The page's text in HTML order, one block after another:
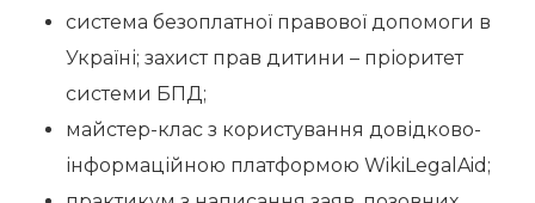
система безоплатної правової допомоги в
Україні; захист прав дитини – пріоритет
системи БПД;
майстер-клас з користування довідково-
інформаційною платформою WikiLegalAid;